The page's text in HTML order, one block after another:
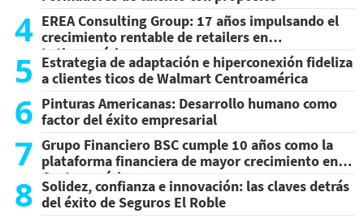
4 EREA Consulting Group: 17 años impulsando el
crecimiento rentable de retailers en
Latinoamérica
5 Estrategia de adaptación e hiperconexión fideliza
a clientes ticos de Walmart Centroamérica
6 Pinturas Americanas: Desarrollo humano como
factor del éxito empresarial
7 Grupo Financiero BSC cumple 10 años como la
plataforma financiera de mayor crecimiento en
Centroamérica
8 Solidez, confianza e innovación: las claves detrás
del éxito de Seguros El Roble